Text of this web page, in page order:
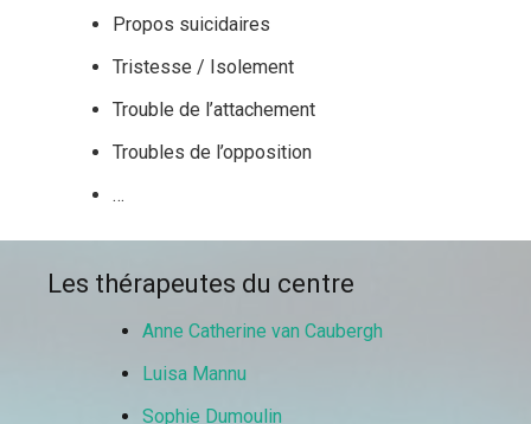
Propos suicidaires
Tristesse / Isolement
Trouble de l’attachement
Troubles de l’opposition
…
Les thérapeutes du centre
Anne Catherine van Caubergh
Luisa Mannu
Sophie Dumoulin